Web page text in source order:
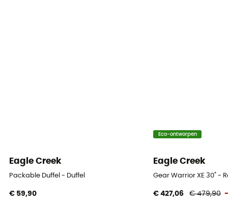
Eagle Creek
Packable Duffel - Duffel
€ 59,90
Eco-ontworpen
Eagle Creek
Gear Warrior XE 30" -
€ 427,06 € 479,90 -